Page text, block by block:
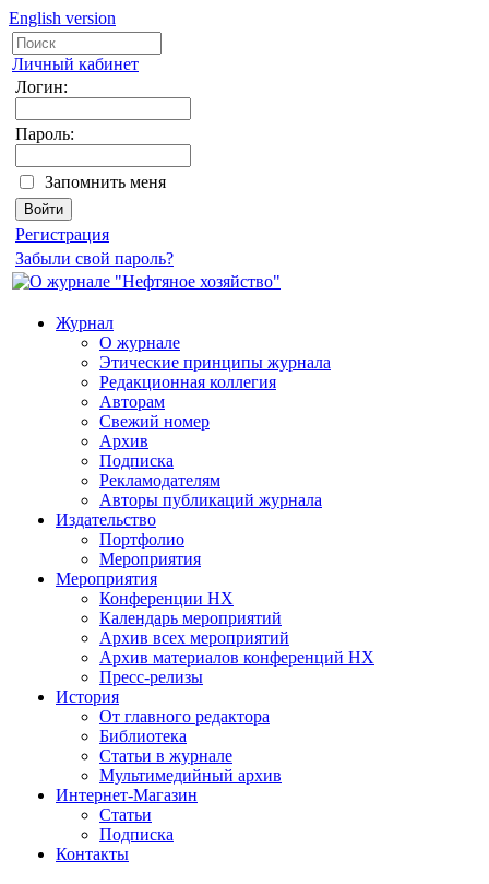
English version
Личный кабинет
Логин:
Пароль:
Запомнить меня
Регистрация
Забыли свой пароль?
Журнал
О журнале
Этические принципы журнала
Редакционная коллегия
Авторам
Свежий номер
Архив
Подписка
Рекламодателям
Авторы публикаций журнала
Издательство
Портфолио
Мероприятия
Мероприятия
Конференции НХ
Календарь мероприятий
Архив всех мероприятий
Архив материалов конференций НХ
Пресс-релизы
История
От главного редактора
Библиотека
Статьи в журнале
Мультимедийный архив
Интернет-Магазин
Статьи
Подписка
Контакты